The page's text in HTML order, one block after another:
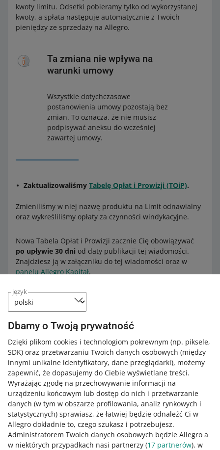
język
Dbamy o Twoją prywatność
Dzięki plikom cookies i technologiom pokrewnym (np. piksele,
SDK) oraz przetwarzaniu Twoich danych osobowych (między
innymi unikalne identyfikatory, dane przeglądarki), możemy
zapewnić, że dopasujemy do Ciebie wyświetlane treści.
Wyrażając zgodę na przechowywanie informacji na
urządzeniu końcowym lub dostęp do nich i przetwarzanie
danych (w tym w obszarze profilowania, analiz rynkowych i
statystycznych) sprawiasz, że łatwiej będzie odnaleźć Ci w
Allegro dokładnie to, czego szukasz i potrzebujesz.
Administratorem Twoich danych osobowych będzie Allegro a
w niektórych przypadkach nasi partnerzy (17 partnerów), w
kwoty limitu. Odsetki pobieramy tylko od wykorzystanej
kwoty, a spłata następuje automatycznie z Twoich
pieniędzy ze sprzedaży na Allegro.
Ta zmiana nie wpływa na
warunki umowy
Wszystkie dotychczasowe
postanowienia umowy pozostają bez
zmian. To oznacza, że nie musisz
podpisywać aneksu do wcześniej
zawartej umowy.
Zaktualizowaliśmy Tabelę Opłat i Prowizji (TOiP).
Zmieniliśmy w niej nazwę produktu na Limit odnawialny
oraz wykreśliliśmy opłaty za czynności windykacyjne.
Nowa Tabela Opłat i Prowizji zacznie Cię obowiązywać
po upływie 30 dni od daty publikacji tej wiadomości.
Znajdziesz ją w załączniku do tej wiadomości oraz w
panelu Allegro Kapitał.
Jeśli nie zgadzasz się na zmiany w TOiP,
rozwiązać umowę
. W takiej sytuacji masz
należnymi odsetkami, odsetkami za opóźnienie i
opłatami wskazanymi w obowiązującej Cię TOiP. Zrób to
najpóźniej do ostatniego dnia okresu wypowiedzenia.
Jeśli zdecydujesz się wypowiedzieć umowę,skontaktuj
się z nami.
Jak oceniasz te zmiany/nowości?
0 - Porażka
10 - Rewelacja